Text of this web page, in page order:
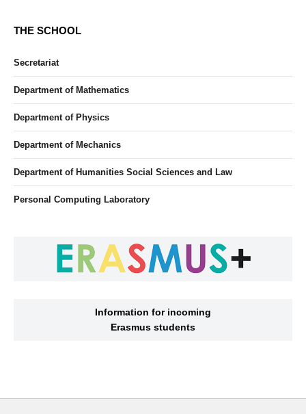
THE SCHOOL
Secretariat
Department of Mathematics
Department of Physics
Department of Mechanics
Department of Humanities Social Sciences and Law
Personal Computing Laboratory
Information for incoming
Erasmus students